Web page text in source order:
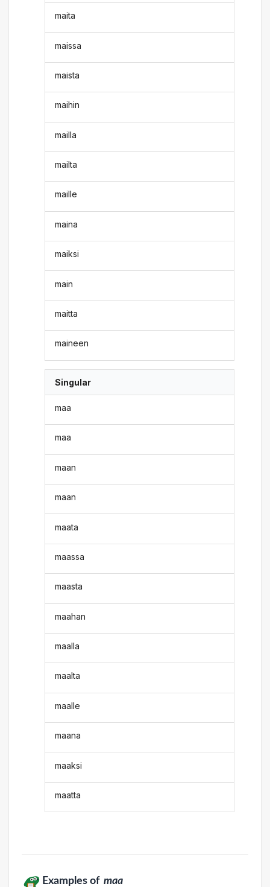
maita
maissa
maista
maihin
mailla
mailta
maille
maina
maiksi
main
maitta
maineen
Singular
maa
maa
maan
maan
maata
maassa
maasta
maahan
maalla
maalta
maalle
maana
maaksi
maatta
Examples of maa